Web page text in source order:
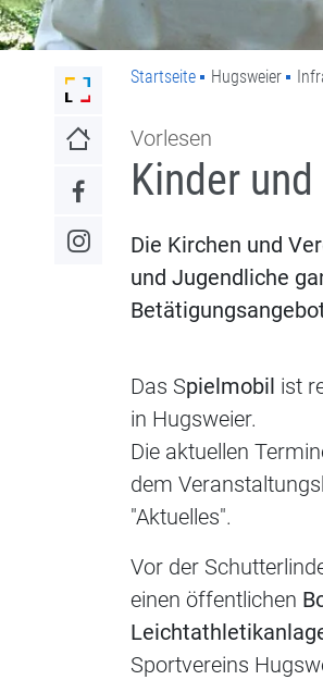
Link zur Startseite der Stadt Lahr
Link zur Startseite
Link zum Facebook-Auftritt
Link zum Instagram-Auftritt
Startseite Hugsweier
Vorlesen
Kinder
Die Kirchen und
und Jugendliche
Das Spielmobil ist
in Hugsweier.
Die aktuellen
dem
"Aktuelles".
Vor der
einen öffentlichen
Sportvereins